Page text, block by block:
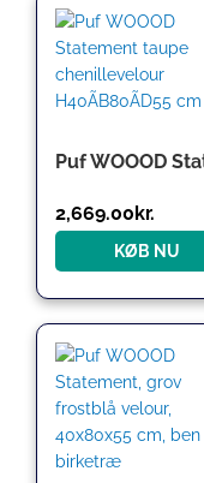
2,669.00kr.
KØB NU